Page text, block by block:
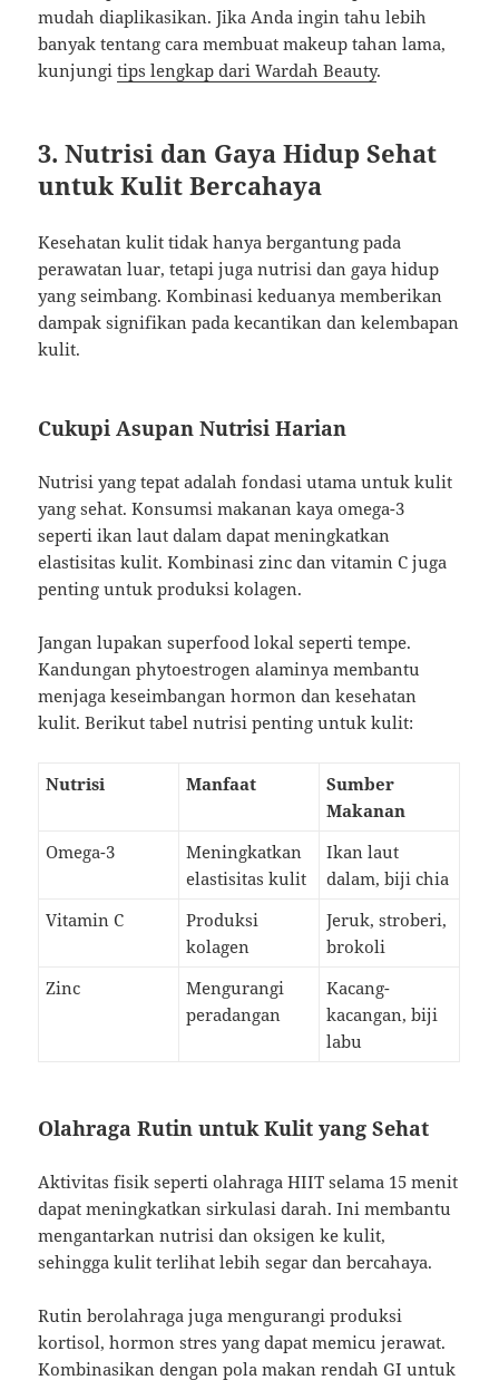
mudah diaplikasikan. Jika Anda ingin tahu lebih
banyak tentang cara membuat makeup tahan lama,
kunjungitips lengkap dari Wardah Beauty.
3. Nutrisi dan Gaya Hidup Sehat
untuk Kulit Bercahaya
Kesehatan kulit tidak hanya bergantung pada
perawatan luar, tetapi juga nutrisi dan gaya hidup
yang seimbang. Kombinasi keduanya memberikan
dampak signifikan pada kecantikan dan kelembapan
kulit.
Cukupi Asupan Nutrisi Harian
Nutrisi yang tepat adalah fondasi utama untuk kulit
yang sehat. Konsumsi makanan kaya omega-3
seperti ikan laut dalam dapat meningkatkan
elastisitas kulit. Kombinasi zinc dan vitamin C juga
penting untuk produksi kolagen.
Jangan lupakan superfood lokal seperti tempe.
Kandungan phytoestrogen alaminya membantu
menjaga keseimbangan hormon dan kesehatan
kulit. Berikut tabel nutrisi penting untuk kulit:
Nutrisi Manfaat
Sumber
Makanan
Omega-3
Meningkatkan
elastisitas kulit
Ikan laut
dalam, biji chia
Vitamin C
Produksi
kolagen
Jeruk, stroberi,
brokoli
Zinc
Mengurangi
peradangan
Kacang-
kacangan, biji
labu
Olahraga Rutin untuk Kulit yang Sehat
Aktivitas fisik seperti olahraga HIIT selama 15 menit
dapat meningkatkan sirkulasi darah. Ini membantu
mengantarkan nutrisi dan oksigen ke kulit,
sehingga kulit terlihat lebih segar dan bercahaya.
Rutin berolahraga juga mengurangi produksi
kortisol, hormon stres yang dapat memicu jerawat.
Kombinasikan dengan pola makan rendah GI untuk